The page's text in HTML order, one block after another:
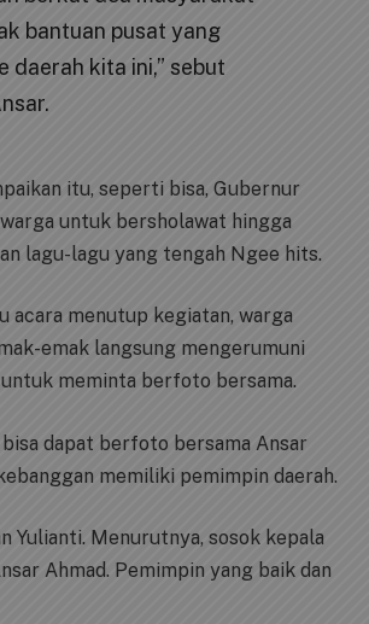
bantuan pusat yang
daerah kita ini,” sebut
itu, seperti bisa, Gubernur
untuk bersholawat hingga
lagu-lagu yang tengah Ngee hits.
acara menutup kegiatan, warga
emak langsung mengerumuni
meminta berfoto bersama.
dapat berfoto bersama Ansar
memiliki pemimpin daerah.
Yulianti. Menurutnya, sosok kepala
Ahmad. Pemimpin yang baik dan